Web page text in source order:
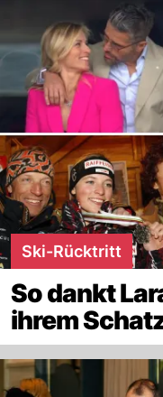
Ski-Rücktritt
So dankt
ihrem